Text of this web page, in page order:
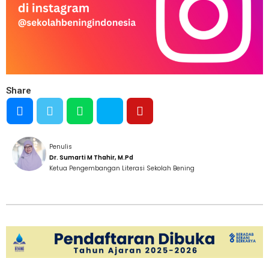
Share
Penulis
Dr. Sumarti M Thahir, M.Pd
Ketua Pengembangan Literasi Sekolah Bening